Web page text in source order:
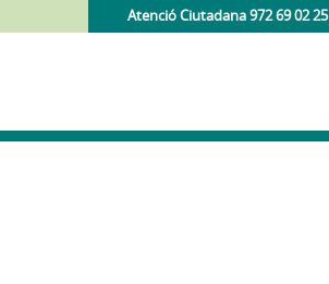
Atenció Ciutadana 972 69 02 25